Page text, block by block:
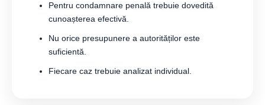
Pentru condamnare penală trebuie dovedită
cunoașterea efectivă.
Nu orice presupunere a autorităților este
suficientă.
Fiecare caz trebuie analizat individual.